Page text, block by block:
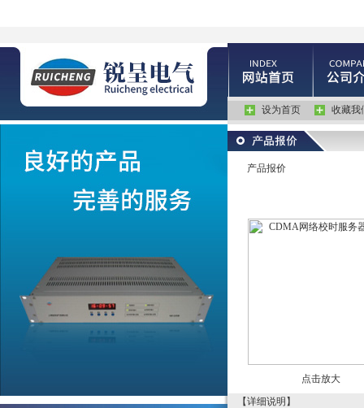
设为首页 收藏我
产品报价
点击放大
【详细说明】